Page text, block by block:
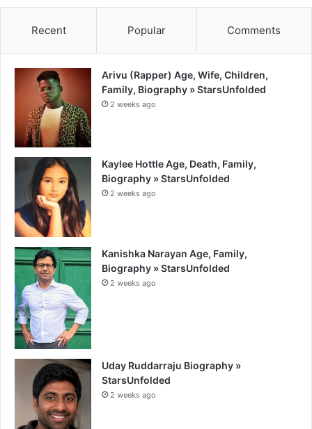
Recent Popular Comments
Arivu (Rapper) Age, Wife, Children,
Family, Biography » StarsUnfolded
2 weeks ago
Kaylee Hottle Age, Death, Family,
Biography » StarsUnfolded
2 weeks ago
Kanishka Narayan Age, Family,
Biography » StarsUnfolded
2 weeks ago
Uday Ruddarraju Biography »
StarsUnfolded
2 weeks ago